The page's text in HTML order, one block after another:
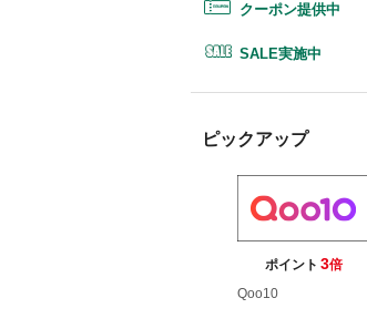
クーポン提供中
SALE実施中
ピックアップ
ポイント 3倍
Qoo10